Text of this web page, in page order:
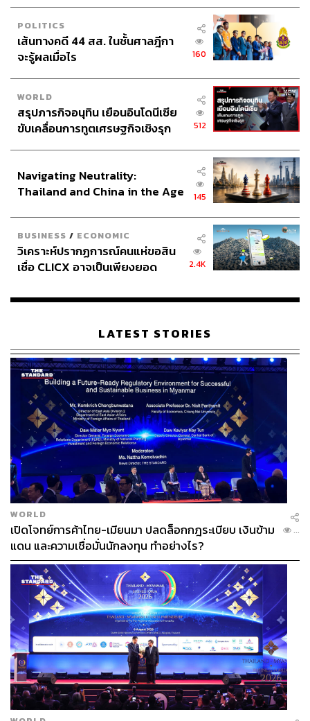
POLITICS
เส้นทางคดี 44 สส. ในชั้นศาลฎีกา
จะรู้ผลเมื่อไร
160
WORLD
สรุปภารกิจอนุทิน เยือนอินโดนีเซีย
ขับเคลื่อนการทูตเศรษฐกิจเชิงรุก
512
Navigating Neutrality:
Thailand and China in the Age
145
BUSINESS / ECONOMIC
วิเคราะห์ปรากฏการณ์คนแห่ขอสิน
เชื่อ CLICX อาจเป็นเพียงยอด
เรือนไทยที่ถูกซุกไว้
2.4K
LATEST STORIES
WORLD
เปิดโจทย์การค้าไทย-เมียนมา ปลดล็อกกฎระเบียบ เงินข้าม
แดน และความเชื่อมั่นนักลงทุน ทำอย่างไร?
...